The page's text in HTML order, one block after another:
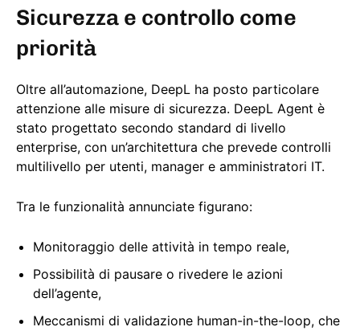
Sicurezza e controllo come
priorità
Oltre all’automazione, DeepL ha posto particolare
attenzione alle misure di sicurezza. DeepL Agent è
stato progettato secondo standard di livello
enterprise, con un’architettura che prevede controlli
multilivello per utenti, manager e amministratori IT.
Tra le funzionalità annunciate figurano:
Monitoraggio delle attività in tempo reale,
Possibilità di pausare o rivedere le azioni
dell’agente,
Meccanismi di validazione human-in-the-loop, che